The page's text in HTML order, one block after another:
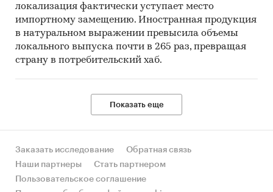
локализация фактически уступает место
импортному замещению. Иностранная продукция
в натуральном выражении превысила объемы
локального выпуска почти в 265 раз, превращая
страну в потребительский хаб.
Показать еще
Заказать исследование
Обратная связь
Наши партнеры
Стать партнером
Пользовательское соглашение